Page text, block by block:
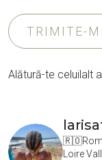
TRIMITE-
Alătură-te celuilalt
Loire